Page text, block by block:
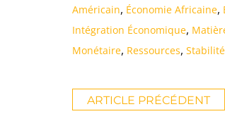
Américain, Économie Africaine,
Intégration Économique,
Monétaire, Ressources,
ARTICLE PRÉCÉDENT